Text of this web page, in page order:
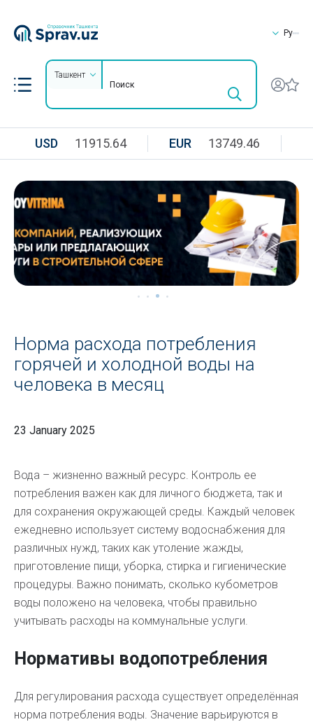
Ру
Ташкент
USD 11915.64 EUR 13749.46
Норма расхода потребления
горячей и холодной воды на
человека в месяц
23 January 2025
Вода – жизненно важный ресурс. Контроль ее
потребления важен как для личного бюджета, так и
для сохранения окружающей среды. Каждый человек
ежедневно использует систему водоснабжения для
различных нужд, таких как утоление жажды,
приготовление пищи, уборка, стирка и гигиенические
процедуры. Важно понимать, сколько кубометров
воды положено на человека, чтобы правильно
учитывать расходы на коммунальные услуги.
Нормативы водопотребления
Для регулирования расхода существует определённая
норма потребления воды. Значение варьируются в